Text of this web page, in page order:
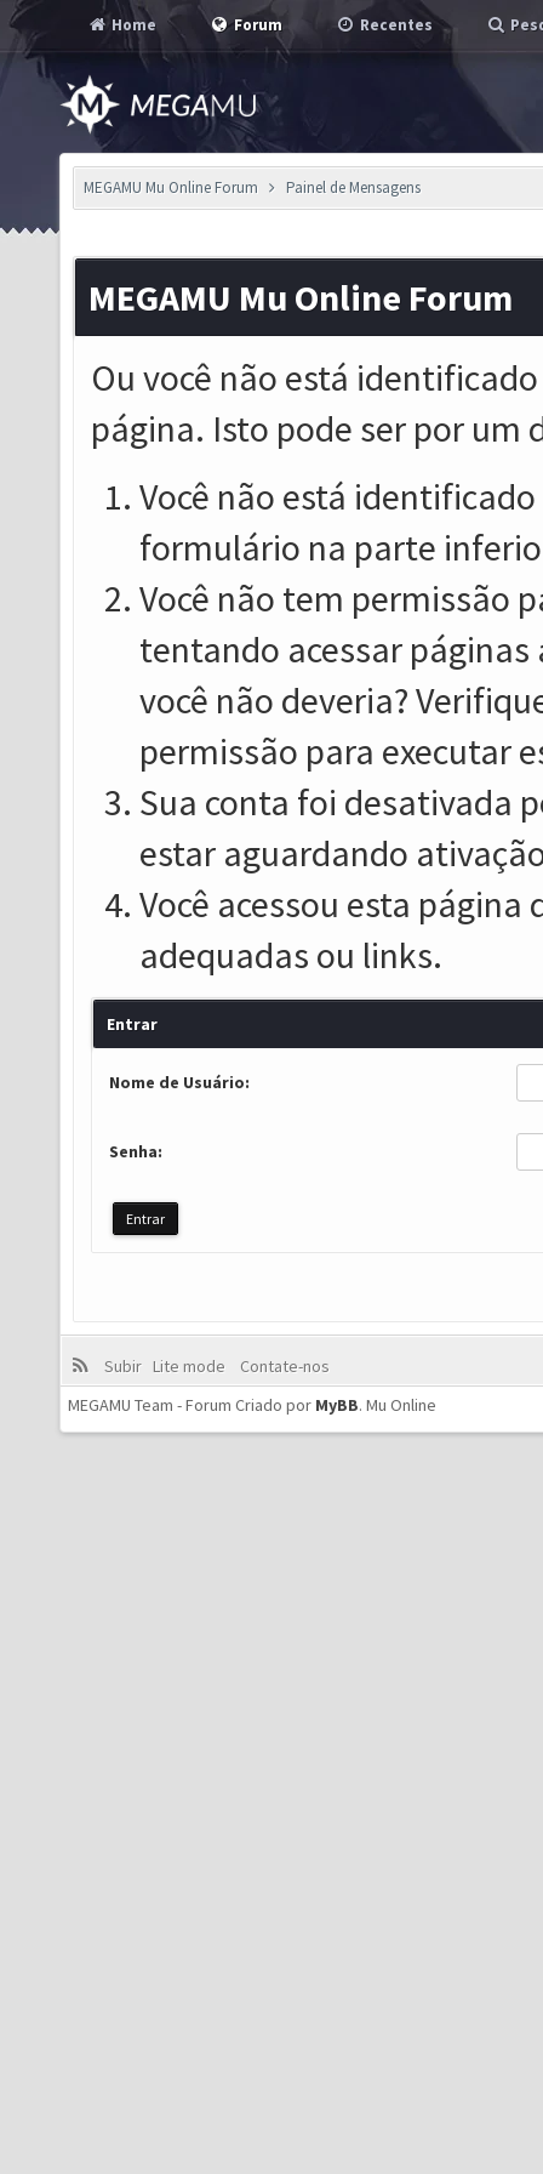
Home Forum Recentes
MEGAMU Mu Online Forum Painel de Mensagens
MEGAMU Mu Online Forum
Ou você não está
página. Isto pode ser por um
Você não está
formulário na parte
Você não tem permissão
tentando acessar
você não deveria?
permissão para executar
Sua conta foi desativada
estar aguardando
Você acessou esta
adequadas ou links.
Entrar
Nome de Usuário:
Senha:
Subir Lite mode
Contate-nos
MEGAMU Team - Forum Criado por MyBB. Mu Online